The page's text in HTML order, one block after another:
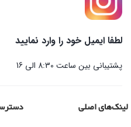
لطفا ایمیل خود را وارد نمایید
پشتیبانی بین ساعت 8:30 الی 16
لینک‌های اصلی